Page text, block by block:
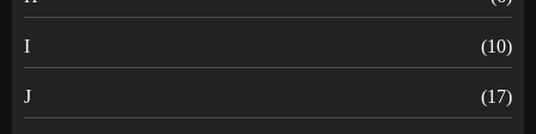
I (10)
J (17)